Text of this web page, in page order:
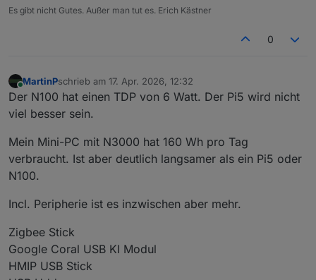
Es gibt nicht Gutes. Außer man tut es. Erich Kästner
0
Online
MartinPschrieb am 17. Apr. 2026, 12:32
zuletzt editiert von
Der N100 hat einen TDP von 6 Watt. Der Pi5 wird nicht
viel besser sein.
Mein Mini-PC mit N3000 hat 160 Wh pro Tag
verbraucht. Ist aber deutlich langsamer als ein Pi5 oder
N100.
Incl. Peripherie ist es inzwischen aber mehr.
Zigbee Stick
Google Coral USB KI Modul
HMIP USB Stick